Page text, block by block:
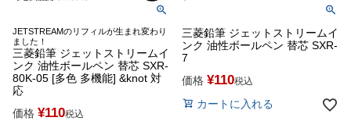
JETSTREAMのリフィルが生まれ変わり
ました！
三菱鉛筆 ジェットストリームイ
ンク 油性ボールペン 替芯 SXR-
80K-05 [多色 多機能] &knot 対
応
価格 ¥110税込
三菱鉛筆 ジェットストリームイ
ンク 油性ボールペン 替芯 SXR-
7
価格 ¥110税込
カートに入れる